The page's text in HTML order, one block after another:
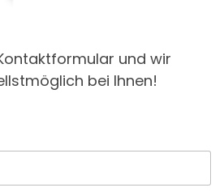
und wir
bei Ihnen!